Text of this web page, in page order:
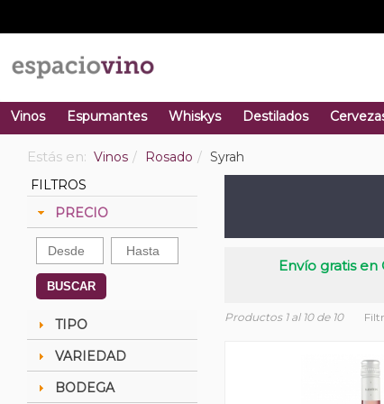
Vinos Espumantes Whiskys Destilados
Estás en: Vinos Rosado
Syrah
FILTROS
PRECIO
BUSCAR
TIPO
VARIEDAD
BODEGA
Envío gratis en
Productos 1 al 10 de 10